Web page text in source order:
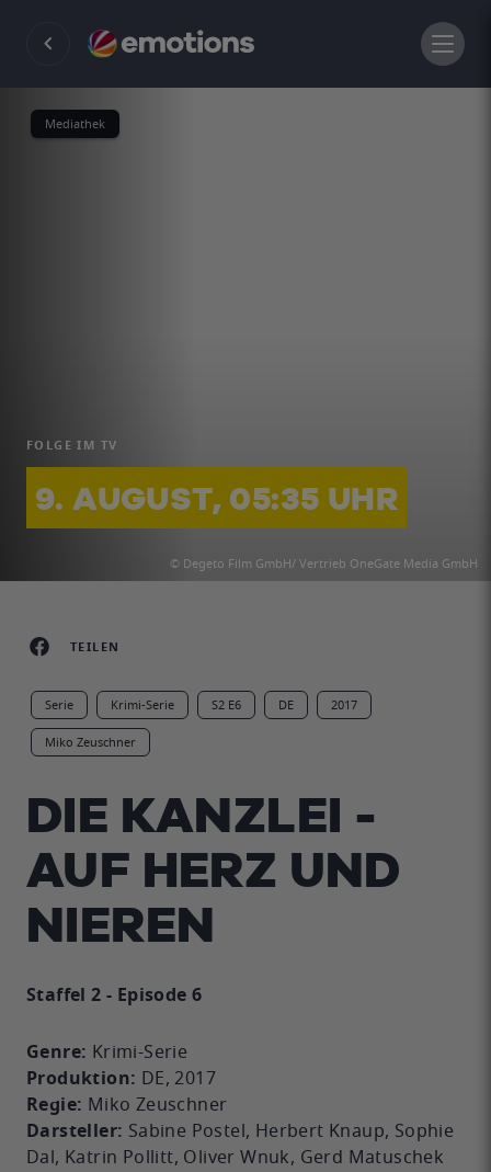
© Degeto Film GmbH/ Vertrieb OneGate Media GmbH
Mediathek
FOLGE IM TV
9. AUGUST, 05:35 UHR
TEILEN
Serie Krimi-Serie S2 E6 DE 2017
Miko Zeuschner
DIE KANZLEI -
AUF HERZ UND
NIEREN
Staffel 2 - Episode 6
Genre: Krimi-Serie
Produktion: DE, 2017
Regie: Miko Zeuschner
Darsteller: Sabine Postel, Herbert Knaup, Sophie
Dal, Katrin Pollitt, Oliver Wnuk, Gerd Matuschek